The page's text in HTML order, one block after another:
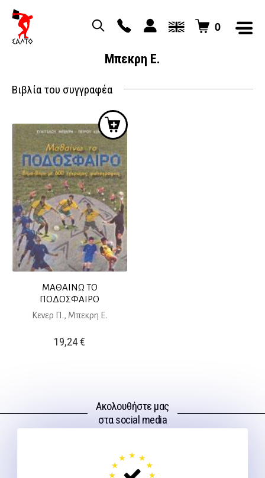
0
Μπεκρη Ε.
Βιβλία του συγγραφέα
ΜΑΘΑΙΝΩ ΤΟ
ΠΟΔΟΣΦΑΙΡΟ
Κενερ Π., Μπεκρη Ε.
19,24€
Ακολουθήστε μας
στα social media